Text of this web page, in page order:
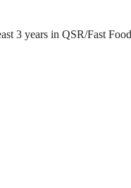
3 years in QSR/Fast